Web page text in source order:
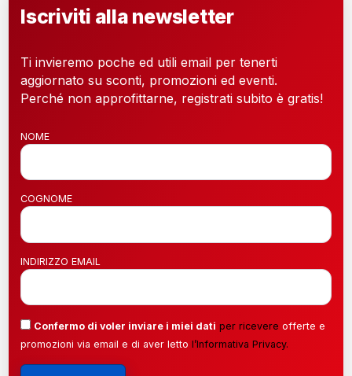
Iscriviti alla newsletter
Ti invieremo poche ed utili email per tenerti
aggiornato su sconti, promozioni ed eventi.
Perché non approfittarne, registrati subito è gratis!
NOME
COGNOME
INDIRIZZO EMAIL
Confermo di voler inviare i miei dati per ricevere offerte e
promozioni via email e di aver letto l’Informativa Privacy.